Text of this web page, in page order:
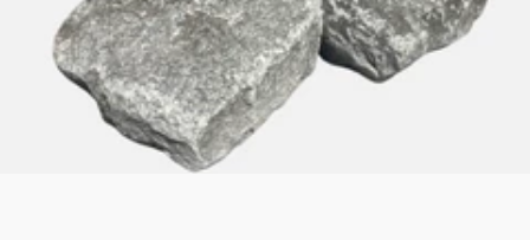
+32(0)4 278 73 25
info@van-dijck.be